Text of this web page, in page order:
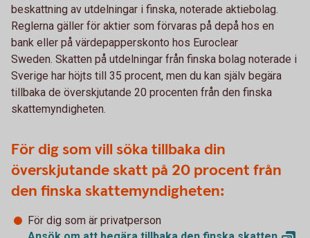
beskattning av utdelningar i finska, noterade aktiebolag.
Reglerna gäller för aktier som förvaras på depå hos en
bank eller på värdepapperskonto hos Euroclear
Sweden. Skatten på utdelningar från finska bolag noterade i
Sverige har höjts till 35 procent, men du kan själv begära
tillbaka de överskjutande 20 procenten från den finska
skattemyndigheten.
För dig som vill söka tillbaka din
överskjutande skatt på 20 procent från
den finska skattemyndigheten:
För dig som är privatperson